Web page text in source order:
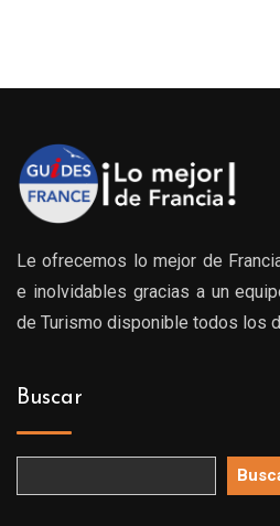
Le ofrecemos lo mejor de
e inolvidables gracias a un
de Turismo disponible todos los
Buscar